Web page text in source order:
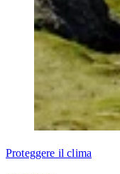
Proteggere il clima